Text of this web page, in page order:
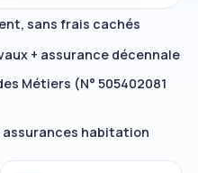
sans frais cachés
+ assurance décennale
Métiers (N° 505402081
assurances habitation